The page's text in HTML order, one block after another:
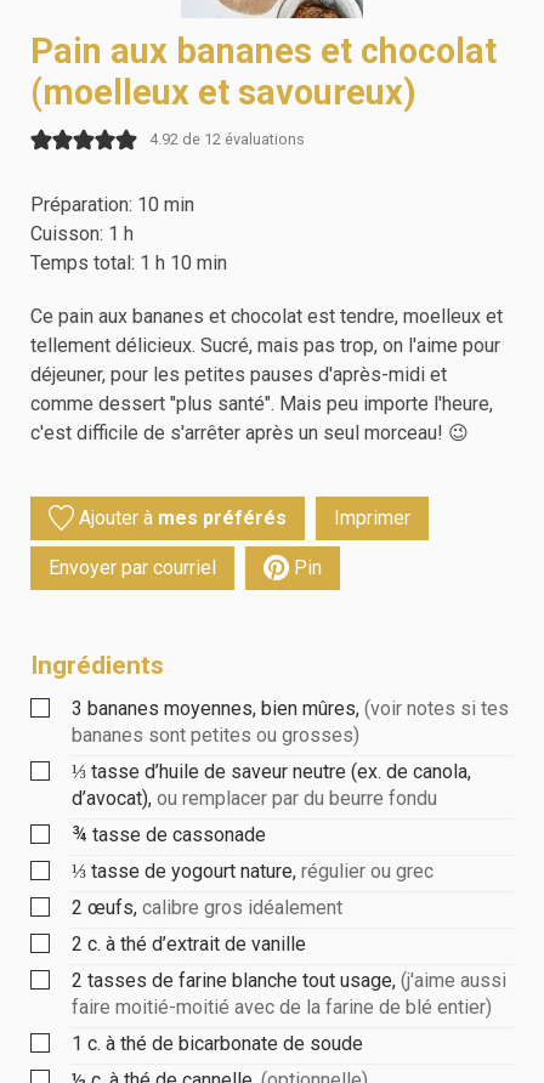
Pain aux bananes et chocolat
(moelleux et savoureux)
4.92de 12évaluations
Préparation: 10 min
Cuisson: 1 h
Temps total: 1 h 10 min
Ce pain aux bananes et chocolat est tendre, moelleux et
tellement délicieux. Sucré, mais pas trop, on l'aime pour
déjeuner, pour les petites pauses d'après-midi et
comme dessert "plus santé". Mais peu importe l'heure,
c'est difficile de s'arrêter après un seul morceau! 😉
Ajouter à mes préférés Imprimer
Envoyer par courriel Pin
Ingrédients
3 bananes moyennes, bien mûres, (voir notes si tes
bananes sont petites ou grosses)
⅓ tasse d’huile de saveur neutre (ex. de canola,
d’avocat), ou remplacer par du beurre fondu
¾ tasse de cassonade
⅓ tasse de yogourt nature, régulier ou grec
2 œufs, calibre gros idéalement
2 c. à thé d’extrait de vanille
2 tasses de farine blanche tout usage, (j'aime aussi
faire moitié-moitié avec de la farine de blé entier)
1 c. à thé de bicarbonate de soude